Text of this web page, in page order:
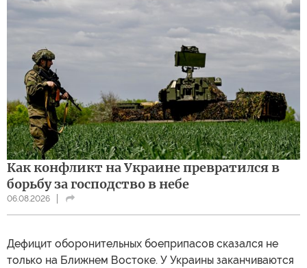
Как конфликт на Украине превратился в
борьбу за господство в небе
06.08.2026
Дефицит оборонительных боеприпасов сказался не
только на Ближнем Востоке. У Украины заканчиваются